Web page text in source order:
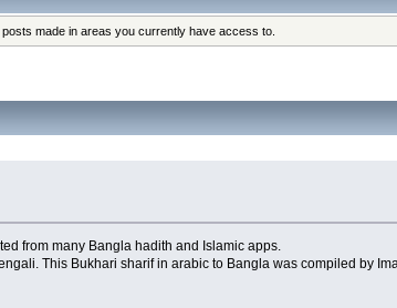
made in areas you currently have access to.
from many Bangla hadith and Islamic apps.
This Bukhari sharif in arabic to Bangla was compiled by